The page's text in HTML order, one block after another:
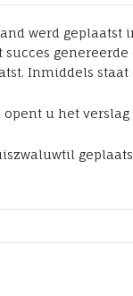
werd
Inmiddels staat
u het